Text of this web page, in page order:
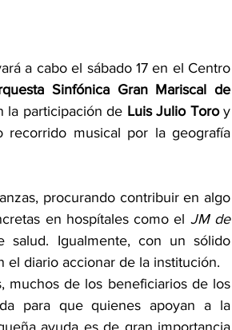
a cabo el sábado 17 en el Centro
Sinfónica Gran Mariscal de
la participación de Luis Julio Toro y
recorrido musical por la geografía
procurando contribuir en algo
en hospítales como el JM de
salud. Igualmente, con un sólido
diario accionar de la institución.
muchos de los beneficiarios de los
para que quienes apoyan a la
ayuda es de gran importancia